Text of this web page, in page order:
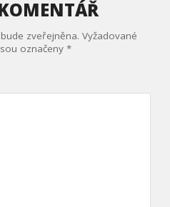
zveřejněna. Vyžadované
označeny *